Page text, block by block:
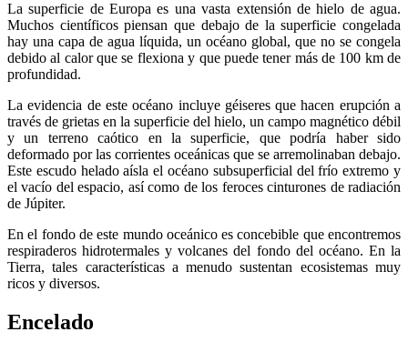
La superficie de Europa es una vasta extensión de hielo de agua.
Muchos científicos piensan que debajo de la superficie congelada
hay una capa de agua líquida, un océano global, que no se congela
debido al calor que se flexiona y que puede tener más de 100 km de
profundidad.
La evidencia de este océano incluye géiseres que hacen erupción a
través de grietas en la superficie del hielo, un campo magnético débil
y un terreno caótico en la superficie, que podría haber sido
deformado por las corrientes oceánicas que se arremolinaban debajo.
Este escudo helado aísla el océano subsuperficial del frío extremo y
el vacío del espacio, así como de los feroces cinturones de radiación
de Júpiter.
En el fondo de este mundo oceánico es concebible que encontremos
respiraderos hidrotermales y volcanes del fondo del océano. En la
Tierra, tales características a menudo sustentan ecosistemas muy
ricos y diversos.
Encelado